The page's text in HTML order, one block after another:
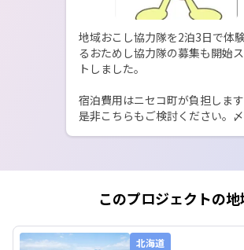
地域おこし協力隊を2泊3日で体
るおためし協力隊の募集も開始
トしました。
宿泊費用はニセコ町が負担しま
是非こちらもご検討ください。
このプロジェクトの地
北海道